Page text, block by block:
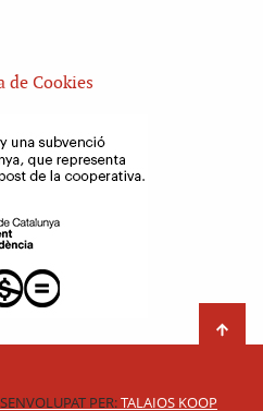
de Cookies
PER:TALAIOS KOOP